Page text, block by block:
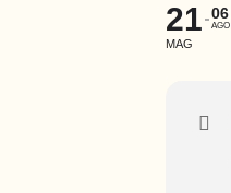
21
MAG
06
AGO